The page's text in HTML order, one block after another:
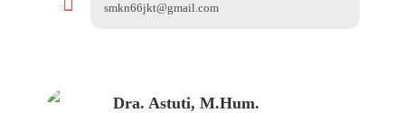
smkn66jkt@gmail.com
Dra. Astuti, M.Hum.